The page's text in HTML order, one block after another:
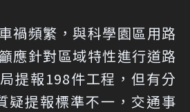
禍頻繁，與科學園區用路
應針對區域特性進行道路
提報198件工程，但有分
疑提報標準不一，交通事